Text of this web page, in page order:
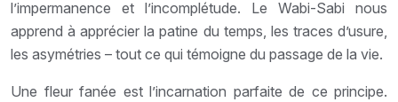
l’impermanence et l’incomplétude. Le Wabi-Sabi nous
apprend à apprécier la patine du temps, les traces d’usure,
les asymétries – tout ce qui témoigne du passage de la vie.
Une fleur fanée est l’incarnation parfaite de ce principe.